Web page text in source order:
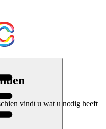
vindt u wat u nodig heeft